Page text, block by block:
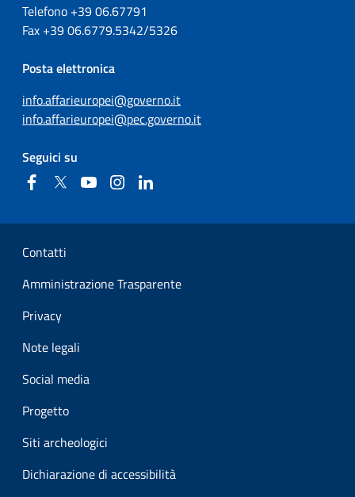
Telefono +3906.67791
Fax +3906.6779.5342/5326
Posta elettronica
info.affarieuropei@governo.it
info.affarieuropei@pec.governo.it
Seguici su
FacebookTwitter YouTubeInstagram
Sezione Link Utili
Contatti
Amministrazione Trasparente
Privacy
Note legali
Social media
Progetto
Siti archeologici
Dichiarazione di accessibilità